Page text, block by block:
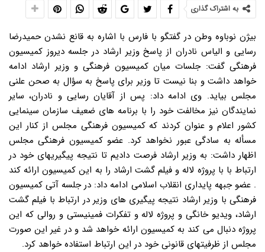
به اشتراک گذاری
بیژن نوباوه وطن در گفتگو با فارس با اشاره به قانع نشدن حمیدرضا
رسایی و الیاس نادران از پاسخ وزیر ارشاد در جلسه دیروز کمیسیون
فرهنگی گفت: جلسات میان کمیسیون فرهنگی و وزیر ارشاد ادامه
خواهد داشت و بنا نیست تا وزیر برای پاسخ به سؤال به صحن علنی
مجلس بیاید. وی ادامه داد: پس از آقایان رسایی و نادران، سایر
نمایندگان نیز مخالفت خود را با برنامه های ضعیف سازمان سینمایی
کشور اعلام و عنوان کردند که کمیسیون فرهنگی مجلس از کنار این
مسأله به سادگی عبور نخواهد کرد. عضو کمیسیون فرهنگی مجلس
اظهار داشت: به وزیر ارشاد فرصت دادیم تا نتیجه پیگیریهای خود در
ارتباط با با پروژه لاله و فیلم گشت ارشاد را به این کمیسیون ارائه کند
. عضو جبهه پایداری انقلاب اسلامی ادامه داد: در جلسه آتی کمیسیون
فرهنگی با وزیر ارشاد نتیجه پیگیری های وزیر در ارتباط با فیلم گشت
ارشاد، ویدیو خانگی و پروژه لاله و تفکرات فمینیستی و روالی که این
پروژه دنبال می کند به کمیسیون ارائه خواهد شد و در غیر این صورت
مجلس از ظرفیتهای قانونی خود در این ارتباط استفاده خواهد کرد.